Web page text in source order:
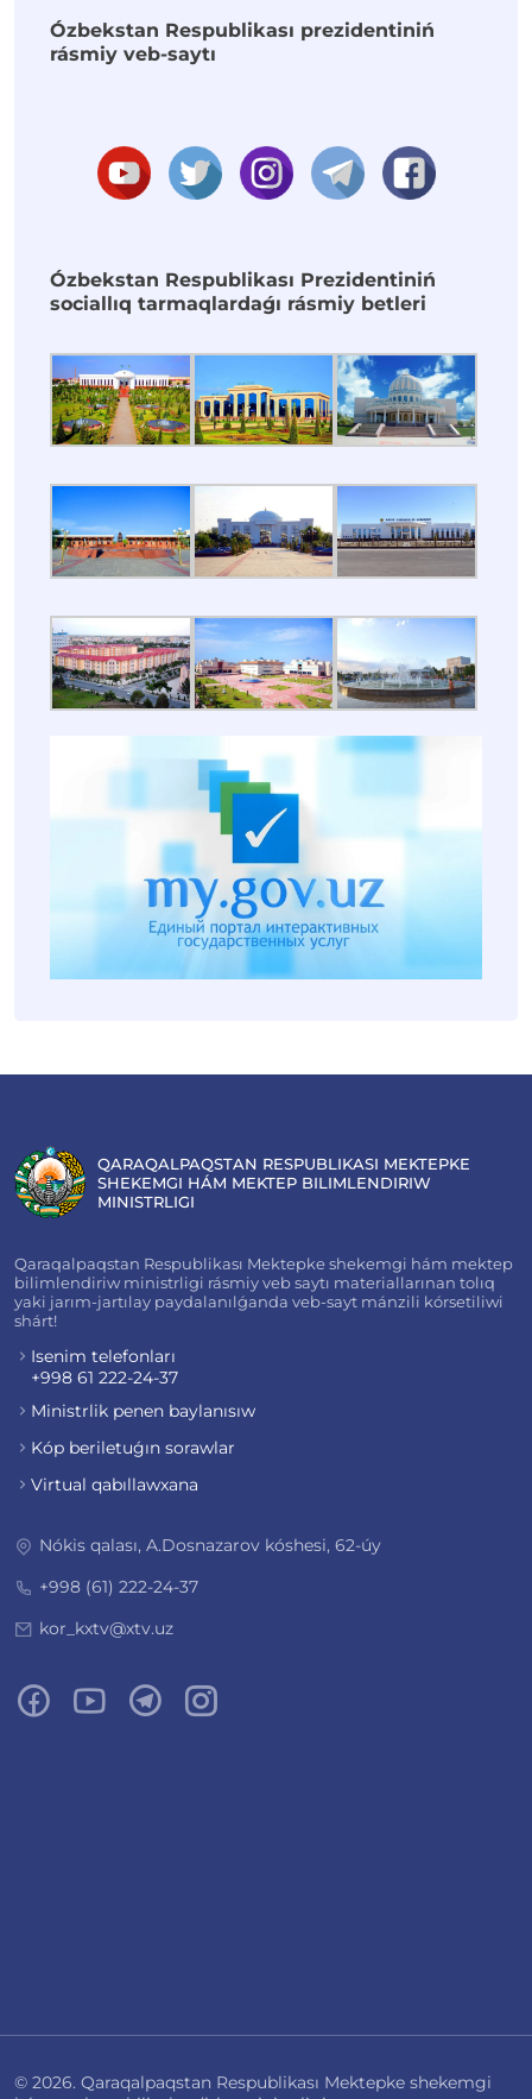
Ózbekstan Respublikası prezidentiniń
rásmiy veb-saytı
Ózbekstan Respublikası Prezidentiniń
sociallıq tarmaqlardaǵı rásmiy betleri
QARAQALPAQSTAN RESPUBLIKASI MEKTEPKE
SHEKEMGI HÁM MEKTEP BILIMLENDIRIW
MINISTRLIGI
Qaraqalpaqstan Respublikası Mektepke shekemgi hám mektep
bilimlendiriw ministrligi rásmiy veb saytı materiallarınan tolıq
yaki jarım-jartılay paydalanılǵanda veb-sayt mánzili kórsetiliwi
shárt!
Isenim telefonları
+998 61 222-24-37
Ministrlik penen baylanısıw
Kóp beriletuǵın sorawlar
Virtual qabıllawxana
Nókis qalası, A.Dosnazarov kóshesi, 62-úy
+998 (61) 222-24-37
kor_kxtv@xtv.uz
© 2026. Qaraqalpaqstan Respublikası Mektepke shekemgi